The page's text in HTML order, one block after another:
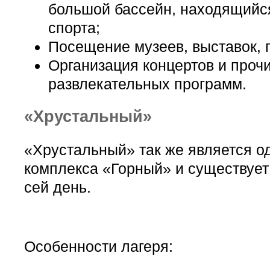
большой бассейн,
спорта;
Посещение музеев, выставок,
Организация концертов и
развлекательных программ.
«Хрустальный»
«Хрустальный» так же является
комплекса «Горный» и
сей день.
Особенности лагеря: